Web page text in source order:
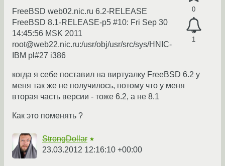
0
1
FreeBSD web02.nic.ru 6.2-RELEASE
FreeBSD 8.1-RELEASE-p5 #10: Fri Sep 30
14:45:56 MSK 2011
root@web22.nic.ru:/usr/obj/usr/src/sys/HNIC-
IBM pl#27 i386
когда я себе поставил на виртуалку FreeBSD 6.2 у
меня так же не получилось, потому что у меня
вторая часть версии - тоже 6.2, а не 8.1
Как это поменять ?
StrongDollar ★
23.03.2012 12:16:10 +00:00